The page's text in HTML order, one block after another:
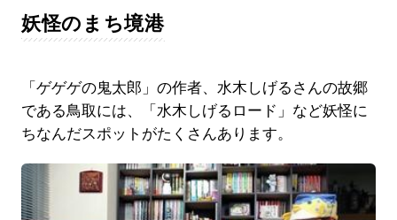
妖怪のまち境港
「ゲゲゲの鬼太郎」の作者、水木しげるさんの故郷
である鳥取には、「水木しげるロード」など妖怪に
ちなんだスポットがたくさんあります。